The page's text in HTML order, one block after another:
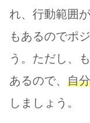
れ、行動範囲
もあるのでポ
う。ただし、
あるので、 自
しましょう。